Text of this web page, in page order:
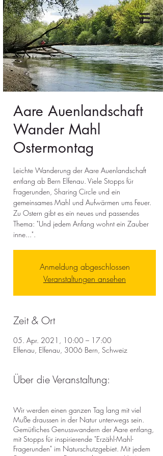
Aare Auenlandschaft
Wander Mahl
Ostermontag
Leichte Wanderung der Aare Auenlandschaft
entlang ab Bern Elfenau. Viele Stopps für
Fragerunden, Sharing Circle und ein
gemeinsames Mahl und Aufwärmen ums Feuer.
Zu Ostern gibt es ein neues und passendes
Thema: "Und jedem Anfang wohnt ein Zauber
inne...".
Anmeldung abgeschlossen
Veranstaltungen ansehen
Zeit & Ort
05. Apr. 2021, 10:00 – 17:00
Elfenau, Elfenau, 3006 Bern, Schweiz
Über die Veranstaltung:
Wir werden einen ganzen Tag lang mit viel
Muße draussen in der Natur unterwegs sein.
Gemütliches Genusswandern der Aare entlang,
mit Stopps für inspirierende "Erzähl-Mahl-
Fragerunden" im Naturschutzgebiet. Mit jedem